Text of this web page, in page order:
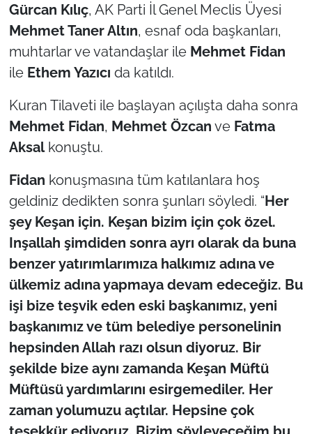
Gürcan Kılıç, AK Parti İl Genel Meclis Üyesi
Mehmet Taner Altın, esnaf oda başkanları,
muhtarlar ve vatandaşlar ile Mehmet Fidan
ile Ethem Yazıcı da katıldı.
Kuran Tilaveti ile başlayan açılışta daha sonra
Mehmet Fidan, Mehmet Özcan ve Fatma
Aksalkonuştu.
Fidan konuşmasına tüm katılanlara hoş
geldiniz dedikten sonra şunları söyledi. “Her
şey Keşan için. Keşan bizim için çok özel.
Inşallah şimdiden sonra ayrı olarak da buna
benzer yatırımlarımıza halkımız adına ve
ülkemiz adına yapmaya devam edeceğiz. Bu
işi bize teşvik eden eski başkanımız, yeni
başkanımız ve tüm belediye personelinin
hepsinden Allah razı olsun diyoruz. Bir
şekilde bize aynı zamanda Keşan Müftü
Müftüsü yardımlarını esirgemediler. Her
zaman yolumuzu açtılar. Hepsine çok
Flaş Haber
Dış Haberler
İş Dünyası
Bilim Teknoloji
English News
Canlı Maç
Finans
Genel-A